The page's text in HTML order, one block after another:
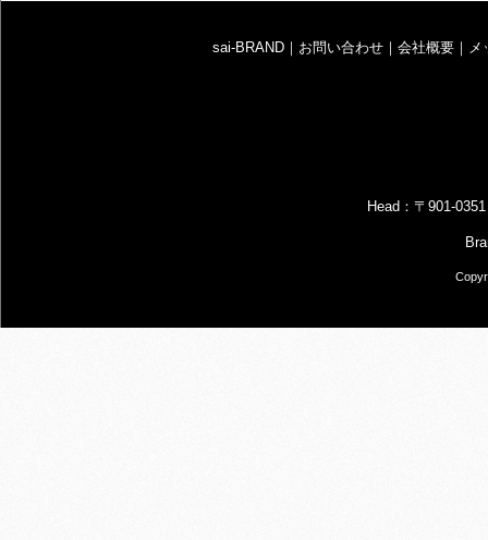
sai-BRAND ｜ お問い合わせ ｜会社概要 ｜ メ
Head：〒901-